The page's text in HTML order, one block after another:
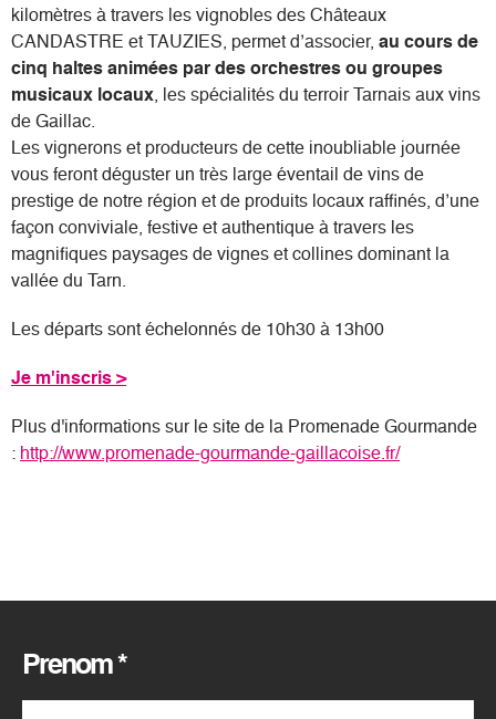
kilomètres à travers les vignobles des Châteaux
CANDASTRE et TAUZIES, permet d’associer, au cours de
cinq haltes animées par des orchestres ou groupes
musicaux locaux, les spécialités du terroir Tarnais aux vins
de Gaillac.
Les vignerons et producteurs de cette inoubliable journée
vous feront déguster un très large éventail de vins de
prestige de notre région et de produits locaux raffinés, d’une
façon conviviale, festive et authentique à travers les
magnifiques paysages de vignes et collines dominant la
vallée du Tarn.
Les départs sont échelonnés de 10h30 à 13h00
Je m'inscris >
Plus d'informations sur le site de la Promenade Gourmande
: http://www.promenade-gourmande-gaillacoise.fr/
Prenom*